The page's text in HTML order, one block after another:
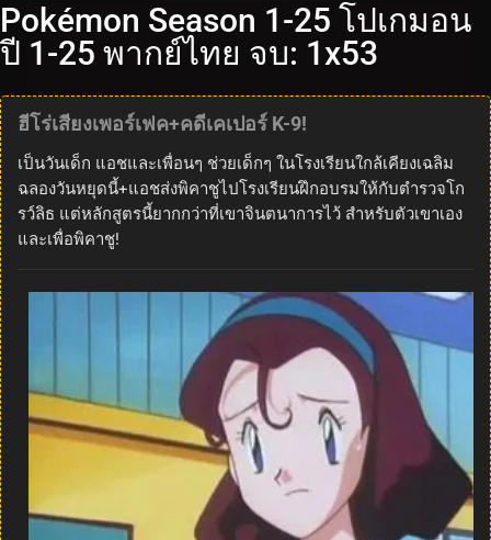
Pokémon Season 1-25 โปเกมอน
ปี 1-25 พากย์ไทย จบ: 1x53
ฮีโร่เสียงเพอร์เฟค+คดีเคเปอร์ K-9!
เป็นวันเด็ก แอชและเพื่อนๆ ช่วยเด็กๆ ในโรงเรียนใกล้เคียงเฉลิม
ฉลองวันหยุดนี้+แอชส่งพิคาชูไปโรงเรียนฝึกอบรมให้กับตำรวจโก
รว์ลิธ แต่หลักสูตรนี้ยากกว่าที่เขาจินตนาการไว้ สำหรับตัวเขาเอง
และเพื่อพิคาชู!